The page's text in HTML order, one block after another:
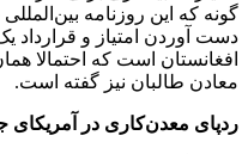
گونه که این روزنامه
دست آوردن امتیاز و
افغانستان است که احتمالا
معادن طالبان نیز گفته است.
ردپای معدن‌‌‌کاری در آمریکای